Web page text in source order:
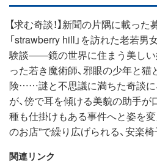
【求む奇談！】新聞の片隅に載っ
「strawberry hill」を訪れた老若
験談――鏡の世界に住まう美しい
った若き魔術師、邪眼の少年と猫
険……謎と不思議に満ちた奇談に
が、傍で耳を傾ける美貌の助手が
種も仕掛けもある事件へと姿を
のお店”で繰り広げられる、安楽椅
関連リンク